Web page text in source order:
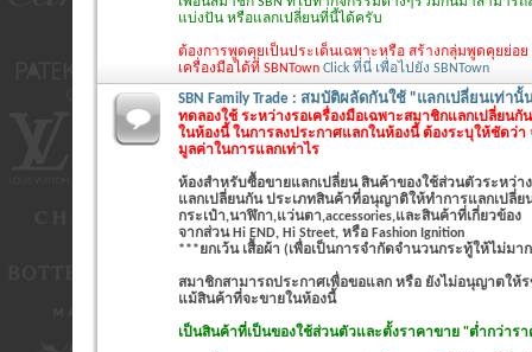
แบ่งปัน หรือแลกเปลี่ยนที่นี้ได้ครับ
ต้องการพูดคุยเป็นประเด็นเฉพาะหรือ สร้างกลุ่มพูดคุยย่อ
เครื่องมือได้ที่ SBNTownClick ที่นี่ เพื่อไปยัง SBNTown
SBN Family Trade : สมบัติผลัดกันใช้ "แลกเปลี่ยนเท่านั้
ทดลองใช้ ระหว่างรอเครื่องมือเฉพาะสมาชิกแลกเปลี่ยน
ในห้องนี้ ในการลงประกาศแลกในห้องนี้ ต้องระบุให้ชัดว่า
มูลค่าในการแลกเท่าไร
ห้องสำหรับซื้อขายแลกเปลี่ยน สินค้าของใช้ส่วนตัวระหว่าง
แลกเปลี่ยนกัน ประเภทสินค้าที่อนุญาติให้ทำการแลกเปลี่ย
กระเป๋า,นาฬิกา,แว่นตา,accessories,และสินค้าที่เกี่ยวข้อง
จากส่วน Hi END, Hi Street, หรือ Fashion Ignition
***ยกเว้น เสื้อผ้า (เพื่อเป็นการจำกัดจำนวนกระทู้ให้ไม่มา
สมาชิกสามารถประกาศเพื่อขอแลก หรือ ยังไม่อนุญาตให้
แม้สินค้าที่จะขายในห้องนี้
เป็นสินค้าที่เป็นของใช้ส่วนตัวและตั้งราคาขาย "ต่ำกว่าร